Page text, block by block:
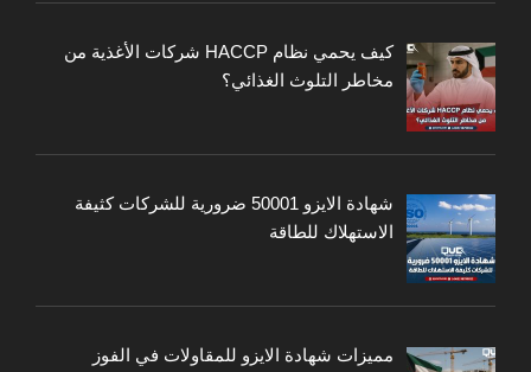
كيف يحمي نظام HACCP شركات الأغذية من
مخاطر التلوث الغذائي؟
شهادة الايزو 50001 ضرورية للشركات كثيفة
الاستهلاك للطاقة
مميزات شهادة الايزو للمقاولات في الفوز